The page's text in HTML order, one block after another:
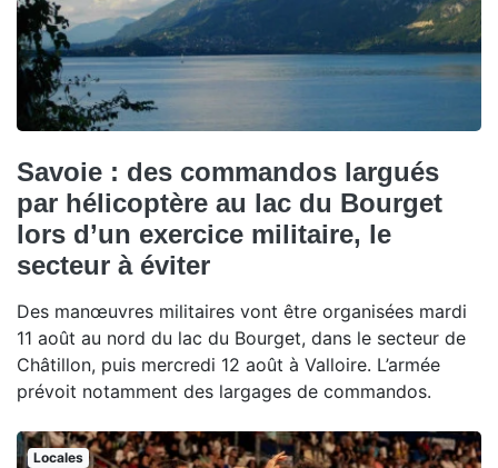
Savoie : des commandos largués
par hélicoptère au lac du Bourget
lors d’un exercice militaire, le
secteur à éviter
Des manœuvres militaires vont être organisées mardi
11 août au nord du lac du Bourget, dans le secteur de
Châtillon, puis mercredi 12 août à Valloire. L’armée
prévoit notamment des largages de commandos.
Locales